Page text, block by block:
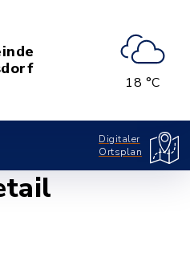
18 °C
Digitaler
Ortsplan